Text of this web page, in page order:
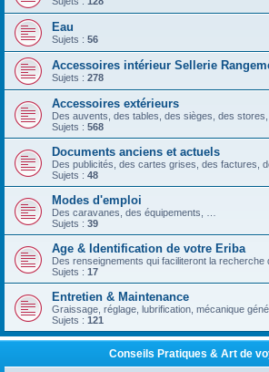
Eau
Sujets : 56
Accessoires intérieur Sellerie
Sujets : 278
Accessoires extérieurs
Des auvents, des tables, des sièges, des
Sujets : 568
Documents anciens et actuels
Des publicités, des cartes grises, des factures,
Sujets : 48
Modes d'emploi
Des caravanes, des équipements, …
Sujets : 39
Age & Identification de votre Eriba
Des renseignements qui faciliteront la recherche
Sujets : 17
Entretien & Maintenance
Graissage, réglage, lubrification, mécanique
Sujets : 121
Conseils Pratiques & Art de